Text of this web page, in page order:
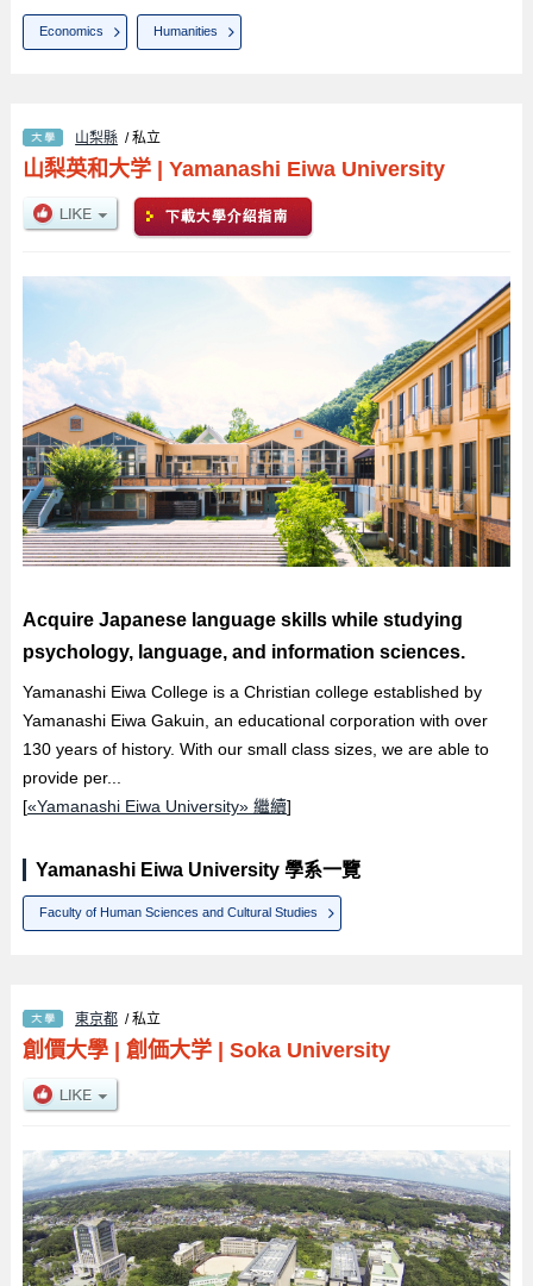
Economics Humanities
山梨縣 / 私立
山梨英和大学| Yamanashi Eiwa University
Acquire Japanese language skills while studying
psychology, language, and information sciences.
Yamanashi Eiwa College is a Christian college established by
Yamanashi Eiwa Gakuin, an educational corporation with over
130 years of history. With our small class sizes, we are able to
provide per...
[«Yamanashi Eiwa University» 繼續]
Yamanashi Eiwa University 學系一覽
Faculty of Human Sciences and Cultural Studies
東京都 / 私立
創價大學| 創価大学| Soka University